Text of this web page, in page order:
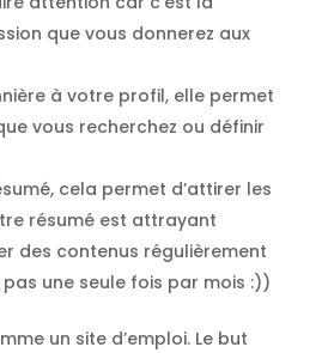
que vous donnerez aux
à votre profil, elle permet
vous recherchez ou définir
cela permet d’attirer les
résumé est attrayant
des contenus régulièrement
une seule fois par mois :))
un site d’emploi. Le but